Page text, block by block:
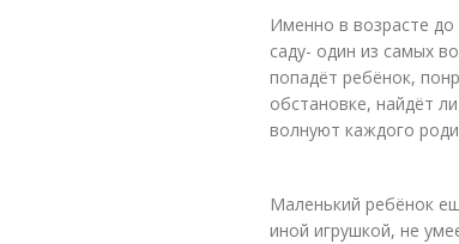
Именно в возрасте до
саду- один из самых
попадёт ребёнок,
обстановке, найдёт
волнуют каждого
Маленький ребёнок
иной игрушкой, не